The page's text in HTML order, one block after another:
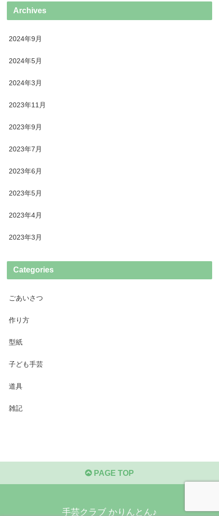
Archives
2024年9月
2024年5月
2024年3月
2023年11月
2023年9月
2023年7月
2023年6月
2023年5月
2023年4月
2023年3月
Categories
ごあいさつ
作り方
型紙
子ども手芸
道具
雑記
PAGE TOP
手芸クラブ かりんとん♪